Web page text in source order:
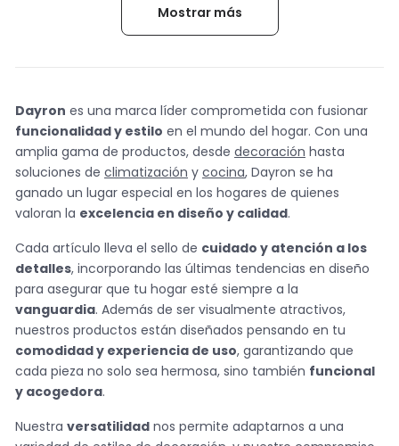
Mostrar más
Dayron es una marca líder comprometida con fusionar
funcionalidad y estilo en el mundo del hogar. Con una
amplia gama de productos, desde decoración hasta
soluciones de climatización y cocina, Dayron se ha
ganado un lugar especial en los hogares de quienes
valoran la excelencia en diseño y calidad.
Cada artículo lleva el sello de cuidado y atención a los
detalles, incorporando las últimas tendencias en diseño
para asegurar que tu hogar esté siempre a la
vanguardia. Además de ser visualmente atractivos,
nuestros productos están diseñados pensando en tu
comodidad y experiencia de uso, garantizando que
cada pieza no solo sea hermosa, sino también funcional
y acogedora.
Nuestra versatilidad nos permite adaptarnos a una